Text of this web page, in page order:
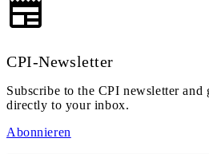
CPI-Newsletter
Subscribe to the CPI newsletter and
directly to your inbox.
Abonnieren